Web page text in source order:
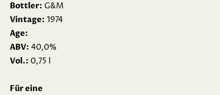
Bottler: G&M
Vintage: 1974
Age:
ABV: 40,0%
Vol.: 0,75 l
Für eine